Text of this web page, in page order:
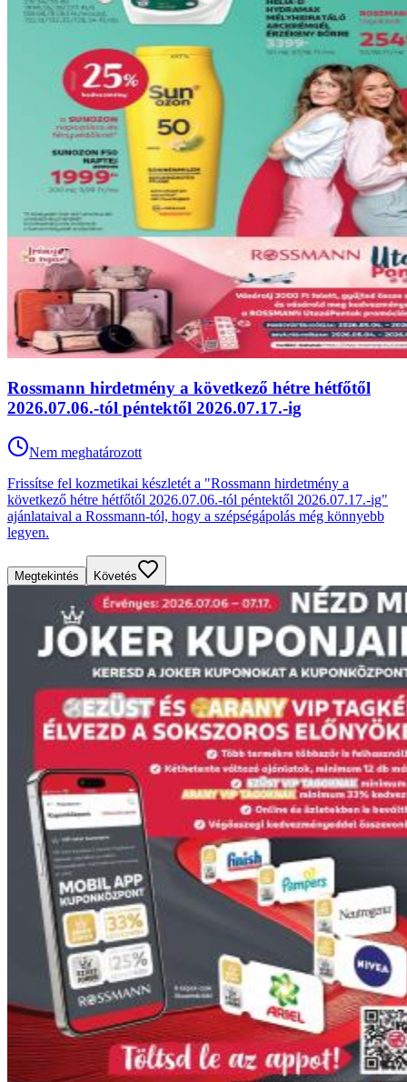
Rossmann hirdetmény a következő hétre hétfőtől
2026.07.06.-tól péntektől 2026.07.17.-ig
Nem meghatározott
Frissítse fel kozmetikai készletét a "Rossmann hirdetmény a
következő hétre hétfőtől 2026.07.06.-tól péntektől 2026.07.17.-ig"
ajánlataival a Rossmann-tól, hogy a szépségápolás még könnyebb
legyen.
Megtekintés Követés